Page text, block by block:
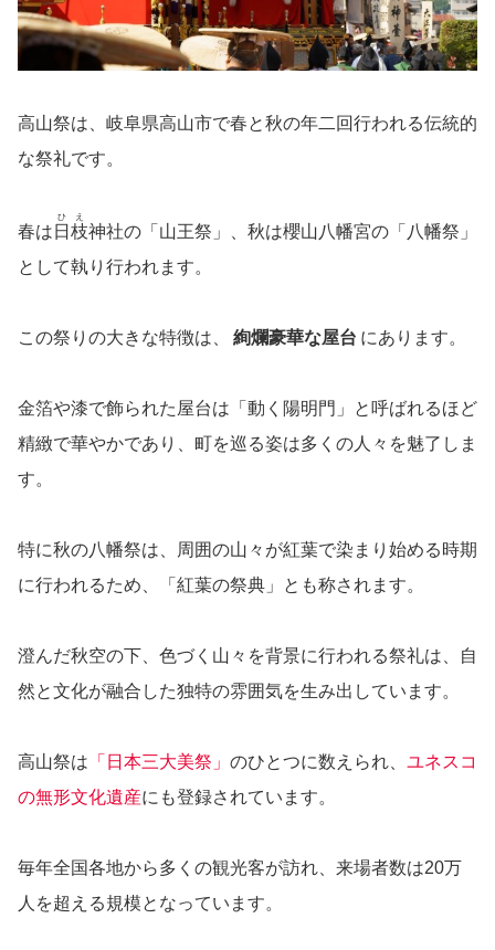
高山祭は、岐阜県高山市で春と秋の年二回行われる伝統的
な祭礼です。
春は 日枝
ひえ
神社の「山王祭」、秋は櫻山八幡宮の「八幡祭」
として執り行われます。
この祭りの大きな特徴は、 絢爛豪華な屋台 にあります。
金箔や漆で飾られた屋台は「動く陽明門」と呼ばれるほど
精緻で華やかであり、町を巡る姿は多くの人々を魅了しま
す。
特に秋の八幡祭は、周囲の山々が紅葉で染まり始める時期
に行われるため、「紅葉の祭典」とも称されます。
澄んだ秋空の下、色づく山々を背景に行われる祭礼は、自
然と文化が融合した独特の雰囲気を生み出しています。
高山祭は 「日本三大美祭」 のひとつに数えられ、 ユネスコ
の無形文化遺産にも登録されています。
毎年全国各地から多くの観光客が訪れ、来場者数は20万
人を超える規模となっています。